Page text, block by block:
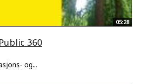
05:28
360
og...